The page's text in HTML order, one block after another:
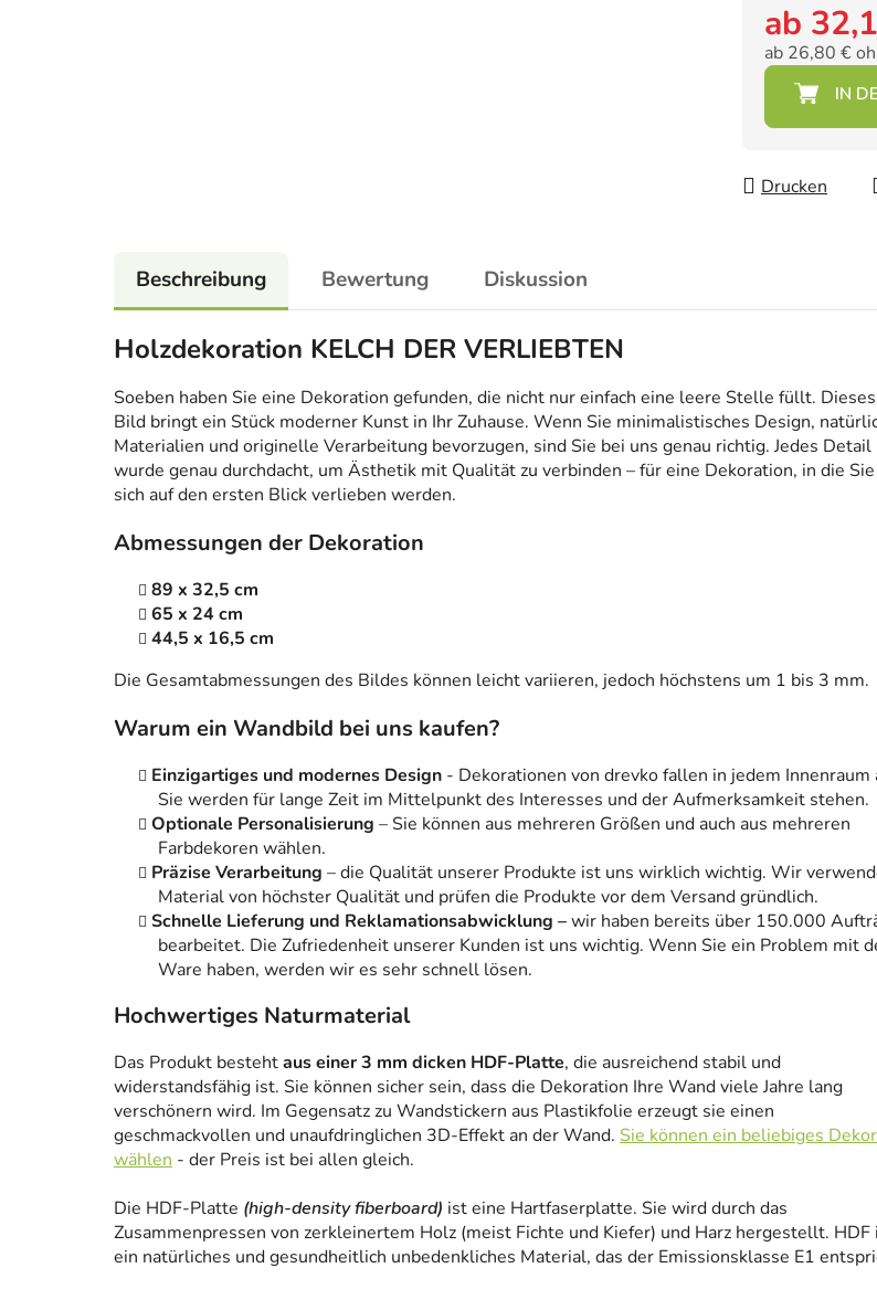
ab
ab 26,80 €
Verkaufspreis:
Drucken
Beschreibung Bewertung Diskussion
Holzdekoration KELCH DER VERLIEBTEN
Soeben haben Sie eine Dekoration gefunden, die nicht nur einfach eine leere Stelle füllt. Dieses
Bild bringt ein Stück moderner Kunst in Ihr Zuhause. Wenn Sie minimalistisches Design,
Materialien und originelle Verarbeitung bevorzugen, sind Sie bei uns genau richtig. Jedes Detail
wurde genau durchdacht, um Ästhetik mit Qualität zu verbinden – für eine Dekoration, in die Sie
sich auf den ersten Blick verlieben werden.
Abmessungen der Dekoration
89 x 32,5 cm
65 x 24 cm
44,5 x 16,5 cm
Die Gesamtabmessungen des Bildes können leicht variieren, jedoch höchstens um 1 bis 3 mm.
Warum ein Wandbild bei uns kaufen?
Einzigartiges und modernes Design - Dekorationen von drevko fallen in jedem Innenraum
Sie werden für lange Zeit im Mittelpunkt des Interesses und der Aufmerksamkeit stehen.
Optionale Personalisierung – Sie können aus mehreren Größen und auch aus mehreren
Farbdekoren wählen.
Präzise Verarbeitung – die Qualität unserer Produkte ist uns wirklich wichtig. Wir
Material von höchster Qualität und prüfen die Produkte vor dem Versand gründlich.
Schnelle Lieferung und Reklamationsabwicklung –wir haben bereits über 150.000
bearbeitet. Die Zufriedenheit unserer Kunden ist uns wichtig. Wenn Sie ein Problem mit
Ware haben, werden wir es sehr schnell lösen.
Hochwertiges Naturmaterial
Das Produkt bestehtaus einer 3 mm dicken HDF-Platte, die ausreichend stabil und
widerstandsfähig ist. Sie können sicher sein, dass die Dekoration Ihre Wand viele Jahre lang
verschönern wird. Im Gegensatz zu Wandstickern aus Plastikfolie erzeugt sie einen
geschmackvollen und unaufdringlichen 3D-Effekt an der Wand. Sie können ein beliebiges Dekor
wählen - der Preis ist bei allen gleich.
Die HDF-Platte (high-density fiberboard) ist eine Hartfaserplatte. Sie wird durch das
Zusammenpressen von zerkleinertem Holz (meist Fichte und Kiefer) und Harz hergestellt. HDF
ein natürliches und gesundheitlich unbedenkliches Material, das der Emissionsklasse E1